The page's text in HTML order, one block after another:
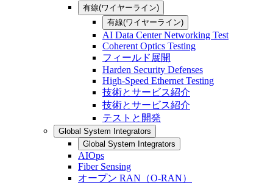
有線(ワイヤーライン)
有線(ワイヤーライン)
AI Data Center Networking Test
Coherent Optics Testing
フィールド展開
Harden Security Defenses
High-Speed Ethernet Testing
技術とサービス紹介
技術とサービス紹介
テストと開発
Global System Integrators
Global System Integrators
AIOps
Fiber Sensing
オープン RAN（O-RAN）